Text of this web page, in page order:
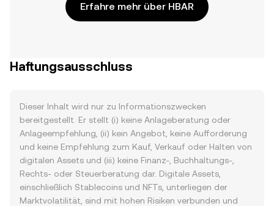
Erfahre mehr über HBAR
Haftungsausschluss
Dieser Inhalt wird nur zu Informationszwecken
bereitgestellt. Er stellt (i) keine Anlageberatung oder
Anlageempfehlung, (ii) kein Angebot, keine Aufforderung
und keine Empfehlung zum Kauf, Verkauf oder Halten von
digitalen Assets und (iii) keine Finanz-, Buchhaltungs-,
Rechts- oder Steuerberatung dar. Digitale Assets,
einschließlich Stablecoins und NFTs, unterliegen der
Marktvolatilität, sind mit hohen Risiken verbunden und